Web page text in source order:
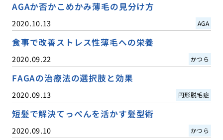
AGAか否かこめかみ薄毛の見分け方
2020.10.13 AGA
食事で改善ストレス性薄毛への栄養
2020.09.22 かつら
FAGAの治療法の選択肢と効果
2020.09.13 円形脱毛症
短髪で解決てっぺんを活かす髪型術
2020.09.10 かつら